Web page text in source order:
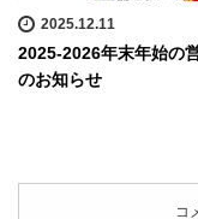
2025.12.11
2025-2026年末年始の
のお知らせ
コ